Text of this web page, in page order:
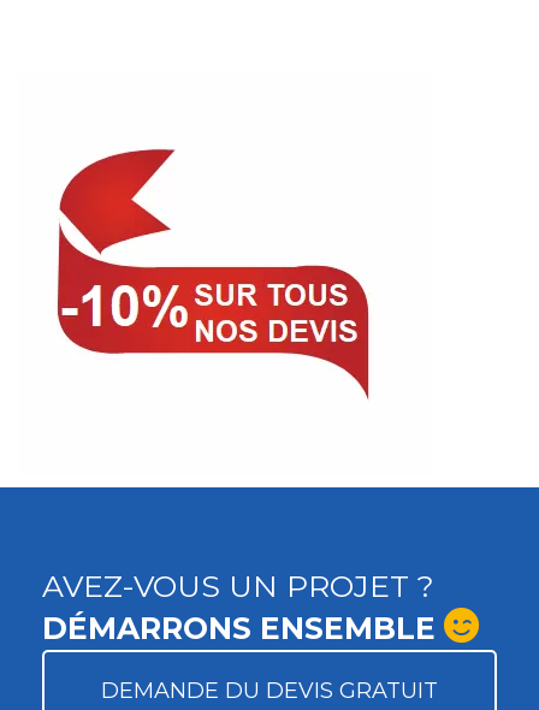
AVEZ-VOUS UN PROJET ?
DÉMARRONS ENSEMBLE
DEMANDE DU DEVIS GRATUIT